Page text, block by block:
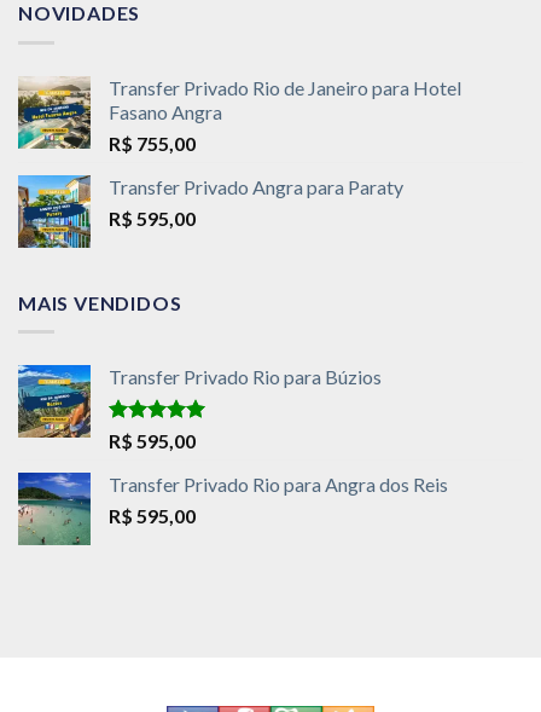
NOVIDADES
Transfer Privado Rio de Janeiro para Hotel
Fasano Angra
R$ 755,00
Transfer Privado Angra para Paraty
R$ 595,00
MAIS VENDIDOS
Transfer Privado Rio para Búzios
Avaliação
5.00
de 5
R$ 595,00
Transfer Privado Rio para Angra dos Reis
R$ 595,00